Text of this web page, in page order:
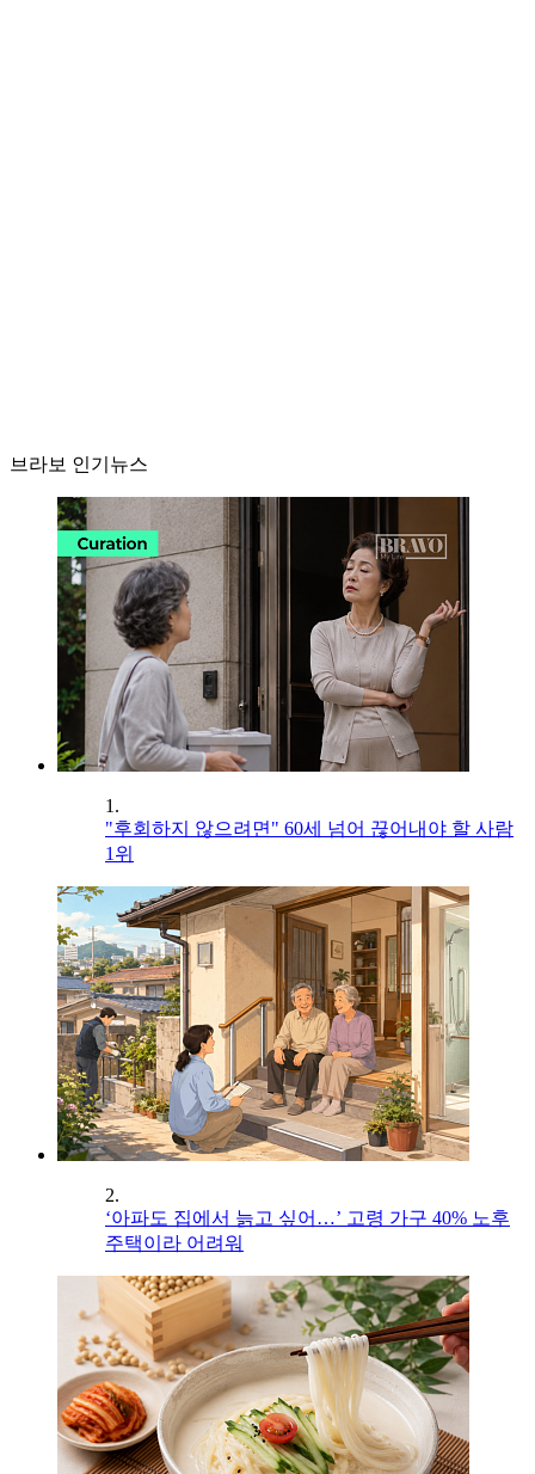
브라보 인기뉴스
1.
"후회하지 않으려면" 60세 넘어 끊어내야 할 사람
1위
2.
‘아파도 집에서 늙고 싶어…’ 고령 가구 40% 노후
주택이라 어려워